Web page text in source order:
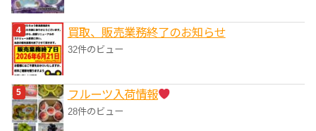
買取、販売業務終了のお知らせ
32件のビュー
フルーツ入荷情報
28件のビュー